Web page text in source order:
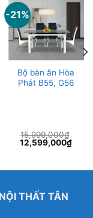
-21%
Bộ bàn ăn Hòa
Phát B55, G56
15,999,000₫
Giá
gốc
12,599,000₫Giá
THẤT TÂN